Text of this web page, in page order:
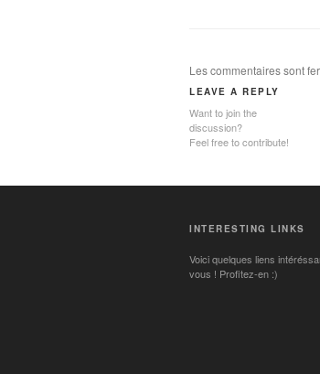
Les commentaires sont
LEAVE A REPLY
Want to join the
discussion?
Feel free to contribute!
INTERESTING LINKS
Voici quelques liens
vous ! Profitez-en :)